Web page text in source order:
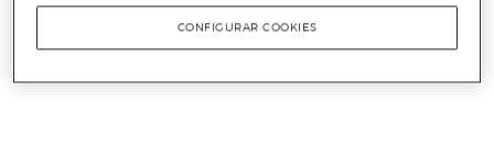
CONFIGURAR COOKIES